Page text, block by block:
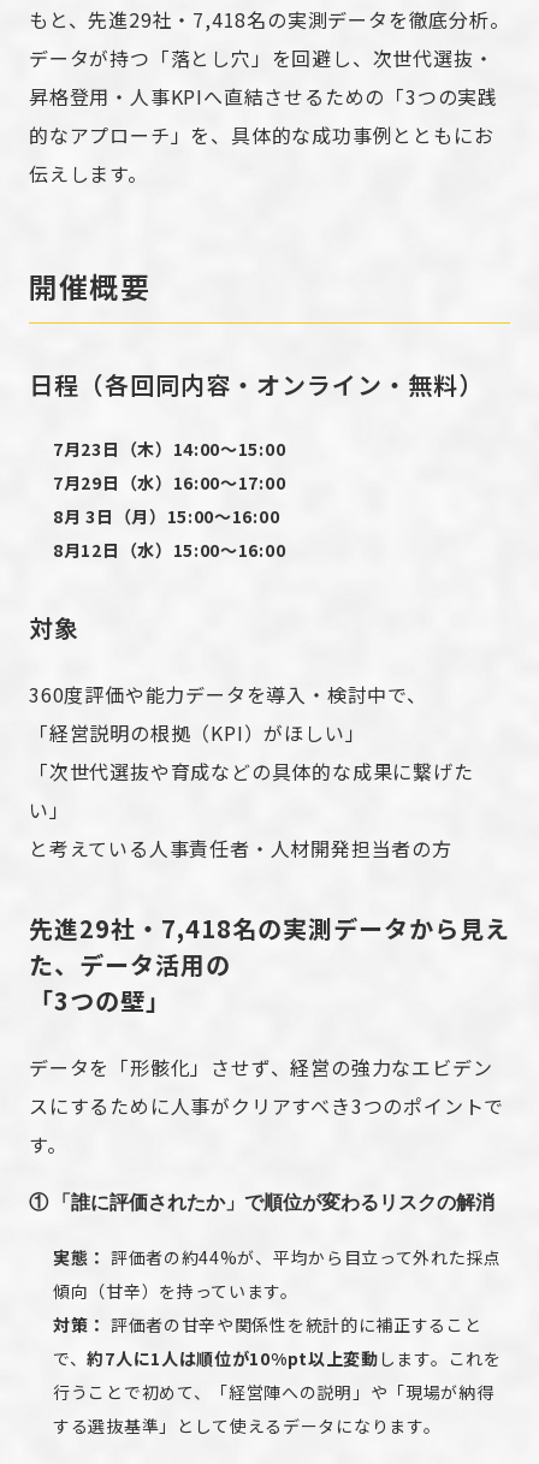
もと、先進29社・7,418名の実測データを徹底分析。
データが持つ「落とし穴」を回避し、次世代選抜・
昇格登用・人事KPIへ直結させるための「3つの実践
的なアプローチ」を、具体的な成功事例とともにお
伝えします。
開催概要
日程（各回同内容・オンライン・無料）
7月23日（木）14:00〜15:00
7月29日（水）16:00〜17:00
8月 3日（月）15:00〜16:00
8月12日（水）15:00〜16:00
対象
360度評価や能力データを導入・検討中で、
「経営説明の根拠（KPI）がほしい」
「次世代選抜や育成などの具体的な成果に繋げた
い」
と考えている人事責任者・人材開発担当者の方
先進29社・7,418名の実測データから見え
た、データ活用の
「3つの壁」
データを「形骸化」させず、経営の強力なエビデン
スにするために人事がクリアすべき3つのポイントで
す。
① 「誰に評価されたか」で順位が変わるリスクの解消
実態： 評価者の約44%が、平均から目立って外れた採点
傾向（甘辛）を持っています。
対策： 評価者の甘辛や関係性を統計的に補正すること
で、約7人に1人は順位が10%pt以上変動 します。これを
行うことで初めて、「経営陣への説明」や「現場が納得
する選抜基準」として使えるデータになります。